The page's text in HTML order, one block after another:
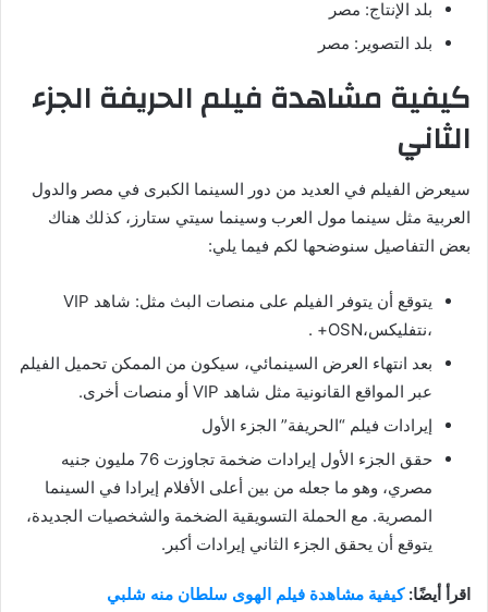
بلد الإنتاج: مصر
بلد التصوير: مصر
كيفية مشاهدة فيلم الحريفة الجزء
الثاني
سيعرض الفيلم في العديد من دور السينما الكبرى في مصر والدول
العربية مثل سينما مول العرب وسينما سيتي ستارز، كذلك هناك
بعض التفاصيل سنوضحها لكم فيما يلي:
يتوقع أن يتوفر الفيلم على منصات البث مثل: شاهد VIP
،نتفليكس،OSN+ .
بعد انتهاء العرض السينمائي، سيكون من الممكن تحميل الفيلم
عبر المواقع القانونية مثل شاهد VIP أو منصات أخرى.
إيرادات فيلم “الحريفة” الجزء الأول
حقق الجزء الأول إيرادات ضخمة تجاوزت 76 مليون جنيه
مصري، وهو ما جعله من بين أعلى الأفلام إيرادا في السينما
المصرية. مع الحملة التسويقية الضخمة والشخصيات الجديدة،
يتوقع أن يحقق الجزء الثاني إيرادات أكبر.
اقرأ أيضًا:كيفية مشاهدة فيلم الهوى سلطان منه شلبي